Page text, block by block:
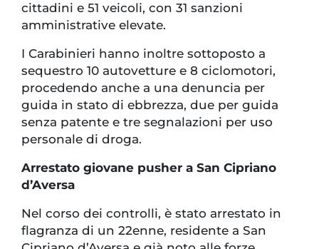
cittadini e 51 veicoli, con 31 sanzioni
amministrative elevate.
I Carabinieri hanno inoltre sottoposto a
sequestro 10 autovetture e 8 ciclomotori,
procedendo anche a una denuncia per
guida in stato di ebbrezza, due per guida
senza patente e tre segnalazioni per uso
personale di droga.
Arrestato giovane pusher a San Cipriano
d’Aversa
Nel corso dei controlli, è stato arrestato in
flagranza di un 22enne, residente a San